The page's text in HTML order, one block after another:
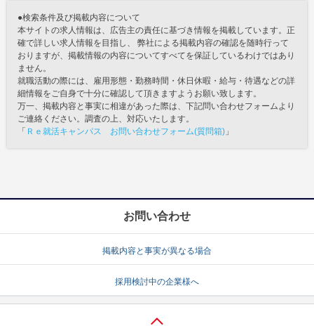
●検索条件及び掲載内容について
本サイトの求人情報は、広告主の責任に基づき情報を掲載しています。正
確で詳しい求人情報を目指し、 弊社による掲載内容の確認を随時行って
おりますが、掲載情報の内容についてすべてを保証しているわけではあり
ません。
就職活動の際には、雇用形態・勤務時間・休日休暇・給与・待遇などの詳
細情報をご自身で十分に確認して頂きますようお願い致します。
万一、掲載内容と事実に相違があった際は、下記問い合わせフォームより
ご連絡ください。調査の上、対応いたします。
「 Ｒｅ就活キャンパス お問い合わせフォーム(質問箱) 」
お問い合わせ
掲載内容と事実が異なる場合
採用検討中の企業様へ